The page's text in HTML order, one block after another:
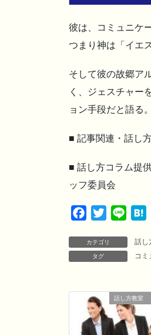
彼は、コミュニケ
つまり神は「イエ
そして彼の故郷ア
く、ジェスチャー
ョン手段だと語る
■ 記事関連・話し
■ 話し方コラム提
ッフ委員会
c
o
o
k
i
e
e
t
e
a
カテゴリ 話
タグ コミ
話し方教室